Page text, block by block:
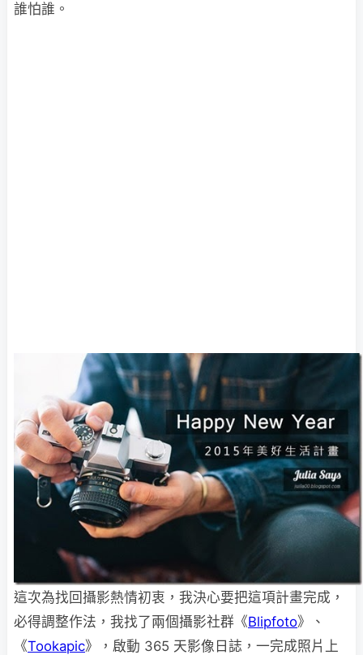
誰怕誰。
這次為找回攝影熱情初衷，我決心要把這項計畫完成，
必得調整作法，我找了兩個攝影社群《Blipfoto》、
《Tookapic》，啟動 365 天影像日誌，一完成照片上